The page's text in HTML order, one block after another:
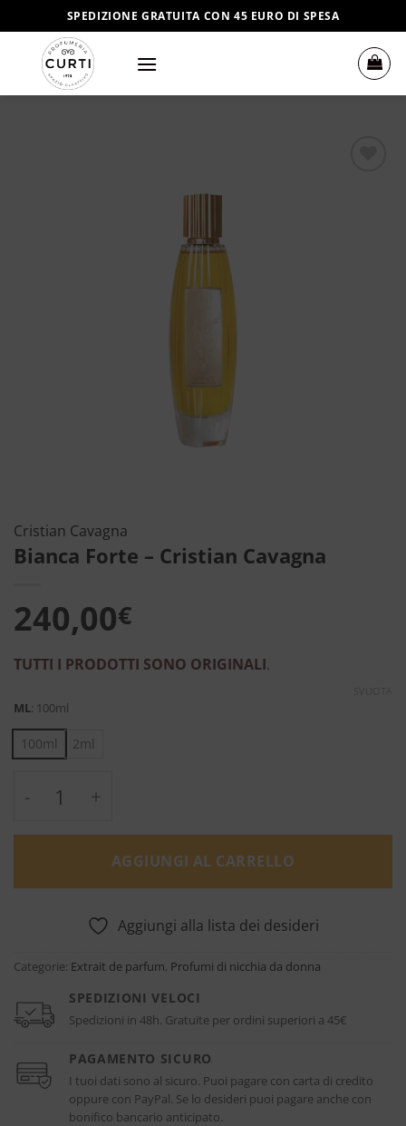
ai
contenuti
SPEDIZIONE GRATUITA CON 45 EURO DI SPESA
Cristian Cavagna
Bianca Forte – Cristian Cavagna
240,00€
TUTTI I PRODOTTI SONO ORIGINALI.
ML: 100ml
100ml 2ml
Bianca Forte - Cristian Cavagna quantità
AGGIUNGI AL CARRELLO
Aggiungi alla lista dei desideri
Categorie: Extrait de parfum, Profumi di nicchia da donna
SPEDIZIONI VELOCI
Spedizioni in 48h. Gratuite per ordini superiori a 45€
PAGAMENTO SICURO
I tuoi dati sono al sicuro. Puoi pagare con carta di credito
oppure con PayPal. Se lo desideri puoi pagare anche con
bonifico bancario anticipato.